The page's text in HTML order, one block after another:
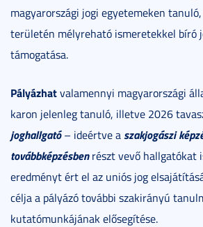
magyarországi jogi egyetemeken
területén mélyreható ismeretekkel bíró
támogatása.
Pályázhatvalamennyi magyarországi
karon jelenleg tanuló, illetve 2026
joghallgató– ideértve aszakjogászi
továbbképzésbenrészt vevő hallgatókat
eredményt ért el az uniós jog
célja a pályázó további szakirányú
kutatómunkájának elősegítése.